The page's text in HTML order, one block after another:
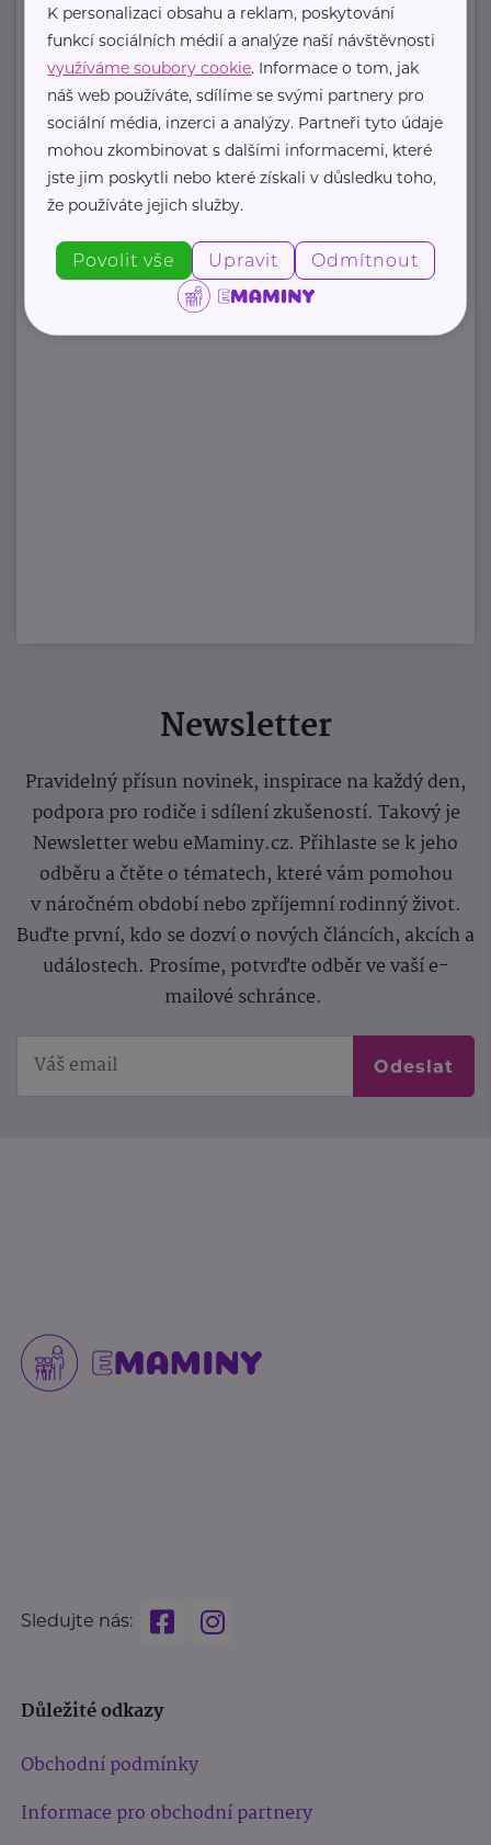
Palackého náměstí 375/4 Praha 2
https://www.mzcr.cz/
+420 224 971 111
mzcr@mzcr.cz
Newsletter
Pravidelný přísun novinek, inspirace na každý den,
podpora pro rodiče i sdílení zkušeností. Takový je
Newsletter webu eMaminy.cz. Přihlaste se k jeho
odběru a čtěte o tématech, které vám pomohou
v náročném období nebo zpříjemní rodinný život.
Buďte první, kdo se dozví o nových článcích, akcích a
událostech. Prosíme, potvrďte odběr ve vaší e-
mailové schránce.
Odeslat
Sledujte nás:
Důležité odkazy
Obchodní podmínky
Informace pro obchodní partnery
K personalizaci obsahu a reklam, poskytování
funkcí sociálních médií a analýze naší návštěvnosti
využíváme soubory cookie. Informace o tom, jak
náš web používáte, sdílíme se svými partnery pro
sociální média, inzerci a analýzy. Partneři tyto údaje
mohou zkombinovat s dalšími informacemi, které
jste jim poskytli nebo které získali v důsledku toho,
že používáte jejich služby.
Povolit vše Upravit Odmítnout